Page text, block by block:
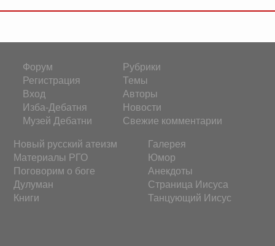
Форум
Регистрация
Вход
Изба-Дебатня
Музей Дебатни
Рубрики
Темы
Авторы
Новости
Свежие комментарии
Новый русский атеизм
Материалы РГО
Поговорим о боге
Дулуман
Книги
Галерея
Юмор
Анекдоты
Страница Иисуса
Танцующий Иисус